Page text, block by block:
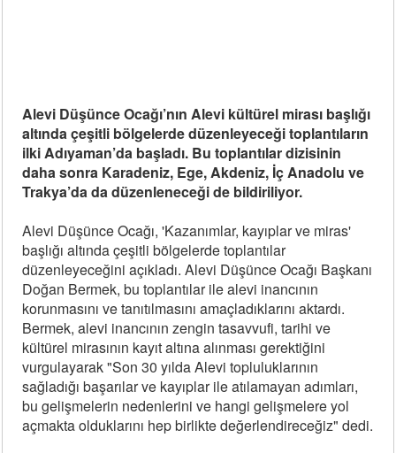
Alevi Düşünce Ocağı’nın Alevi kültürel mirası başlığı
altında çeşitli bölgelerde düzenleyeceği toplantıların
ilki Adıyaman’da başladı. Bu toplantılar dizisinin
daha sonra Karadeniz, Ege, Akdeniz, İç Anadolu ve
Trakya’da da düzenleneceği de bildiriliyor.
Alevi Düşünce Ocağı, 'Kazanımlar, kayıplar ve miras'
başlığı altında çeşitli bölgelerde toplantılar
düzenleyeceğini açıkladı. Alevi Düşünce Ocağı Başkanı
Doğan Bermek, bu toplantılar ile alevi inancının
korunmasını ve tanıtılmasını amaçladıklarını aktardı.
Bermek, alevi inancının zengin tasavvufi, tarihi ve
kültürel mirasının kayıt altına alınması gerektiğini
vurgulayarak "Son 30 yılda Alevi topluluklarının
sağladığı başarılar ve kayıplar ile atılamayan adımları,
bu gelişmelerin nedenlerini ve hangi gelişmelere yol
açmakta olduklarını hep birlikte değerlendireceğiz" dedi.